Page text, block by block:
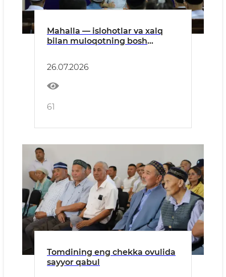
Mahalla — islohotlar va xalq
bilan muloqotning bosh
26.07.2026
61
Tomdining eng chekka ovulida
sayyor qabul